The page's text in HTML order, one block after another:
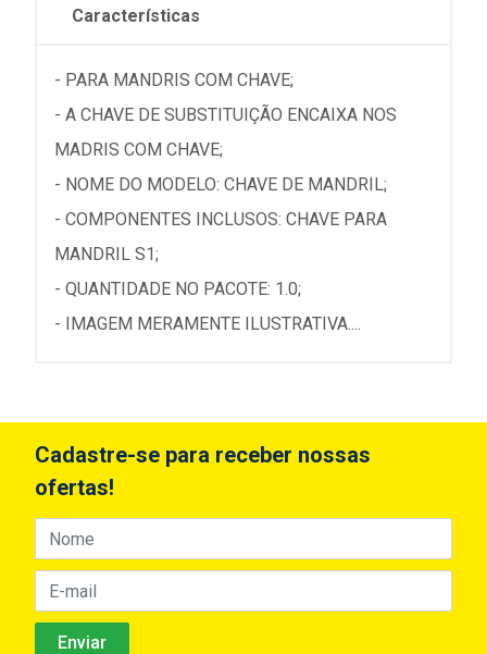
Características
- PARA MANDRIS COM CHAVE;
- A CHAVE DE SUBSTITUIÇÃO ENCAIXA NOS
MADRIS COM CHAVE;
- NOME DO MODELO: CHAVE DE MANDRIL;
- COMPONENTES INCLUSOS: CHAVE PARA
MANDRIL S1;
- QUANTIDADE NO PACOTE: 1.0;
- IMAGEM MERAMENTE ILUSTRATIVA....
Cadastre-se para receber nossas
ofertas!